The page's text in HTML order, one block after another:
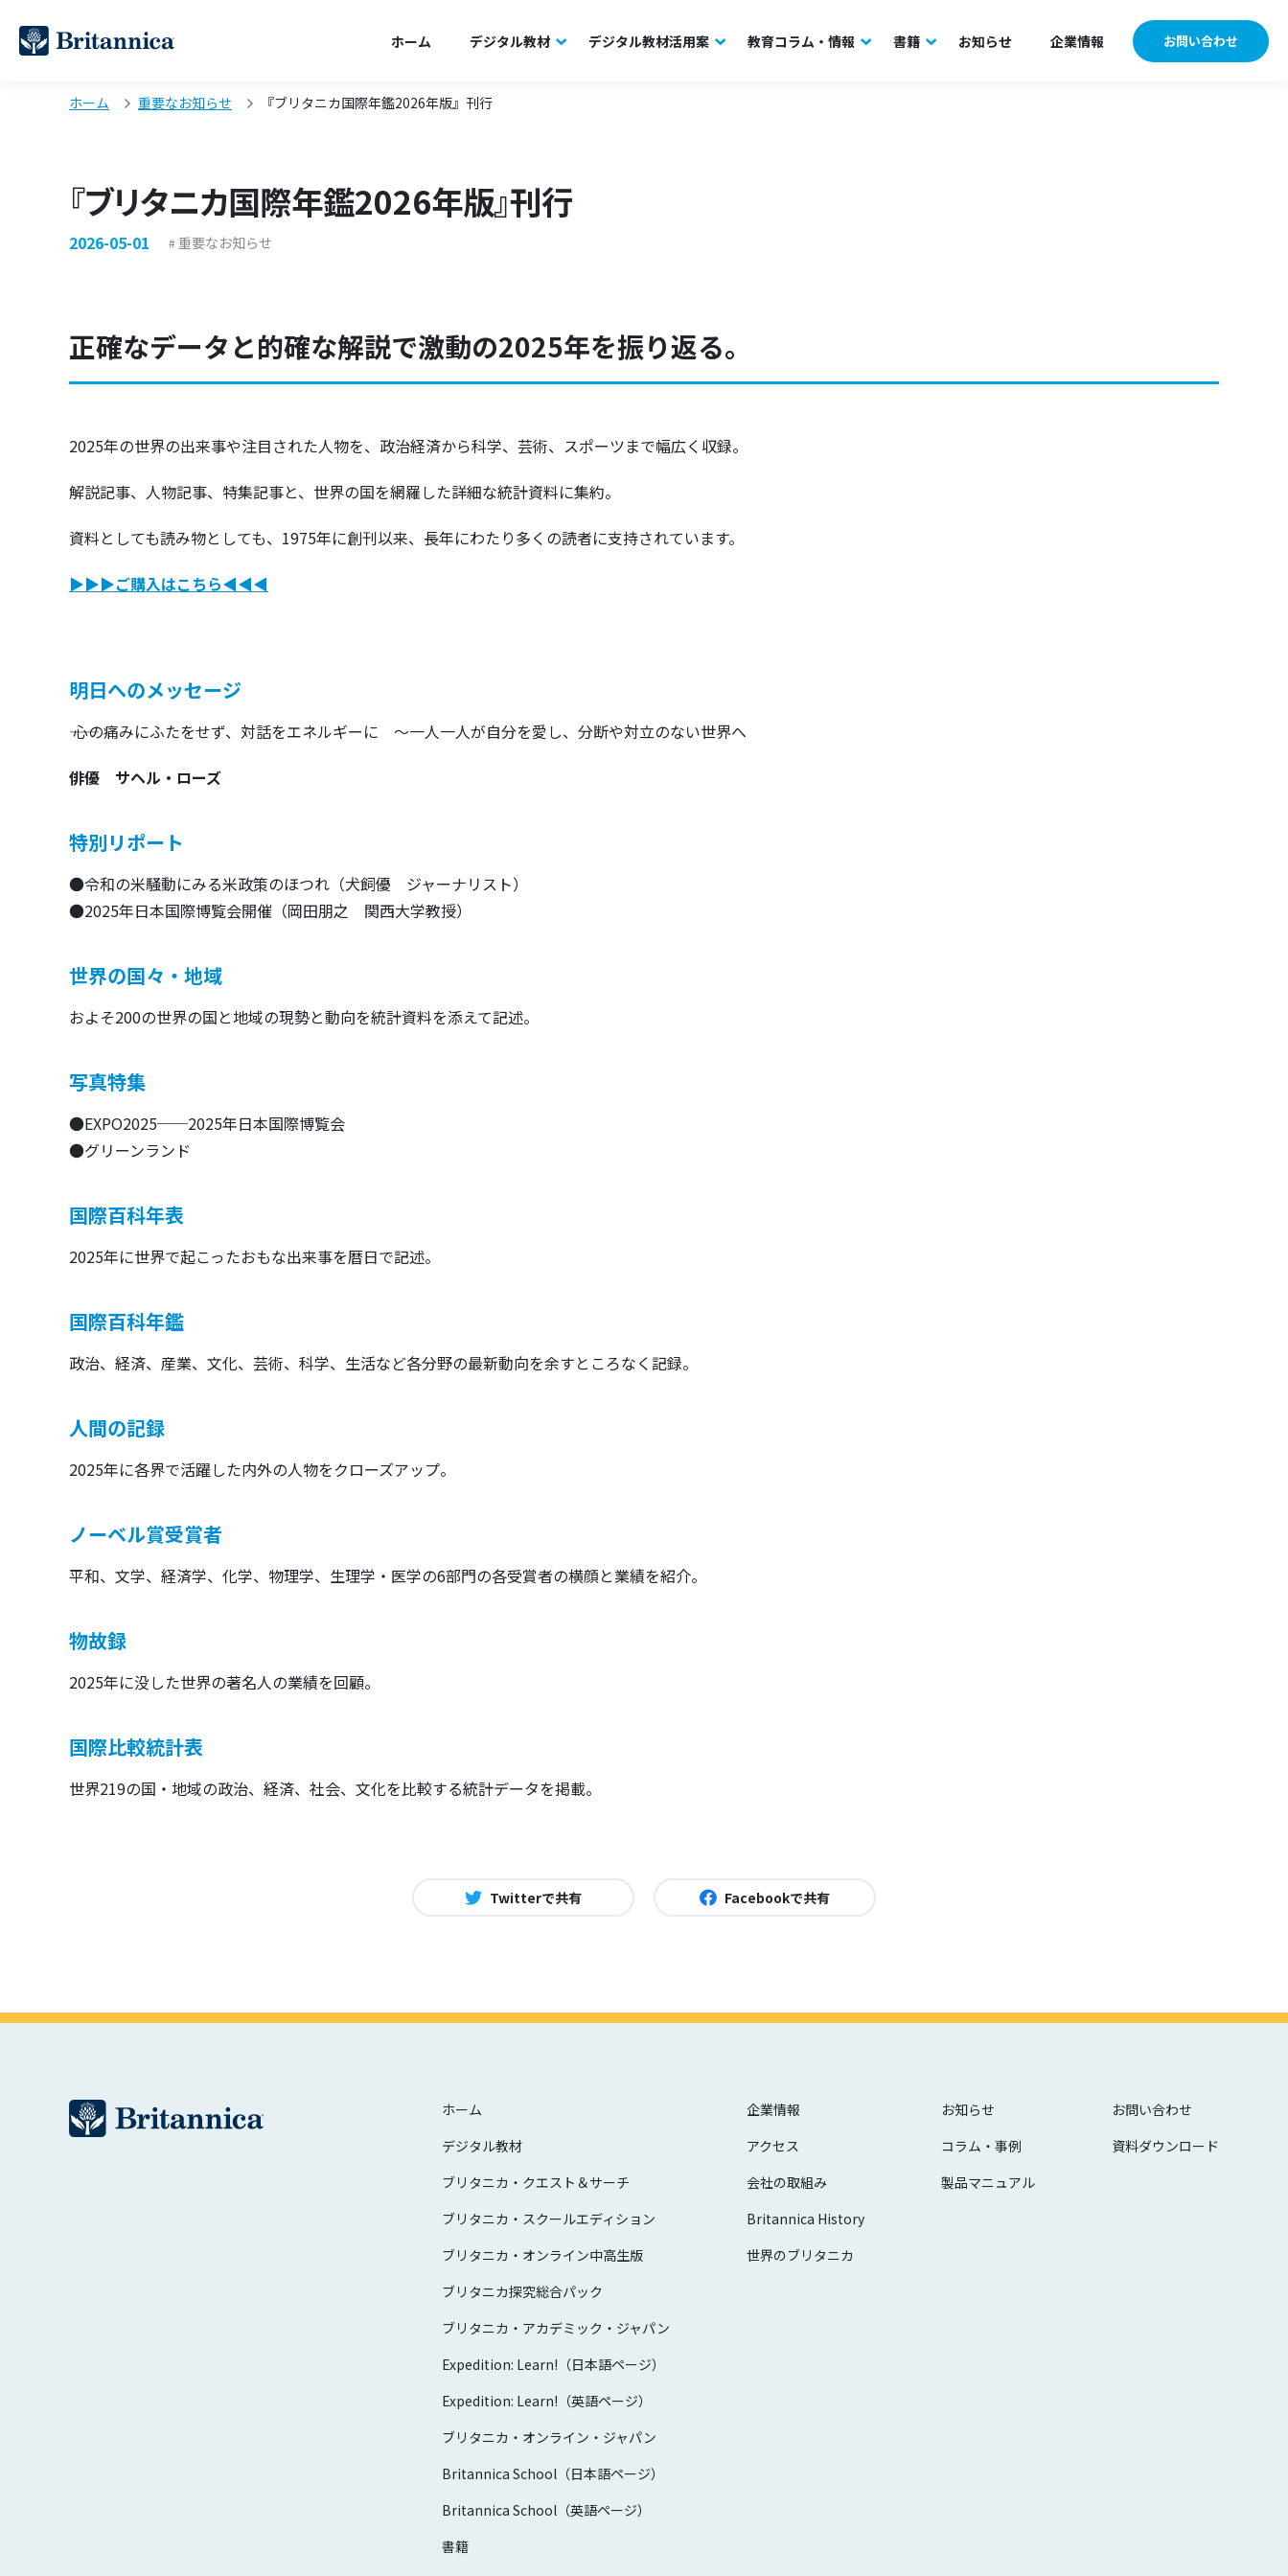
ホーム デジタル教材 デジタル教材活用案 教育コラム・情報 書籍 お知らせ 企業情報 お問い合わせ
ホーム 重要なお知らせ 『ブリタニカ国際年鑑2026年版』刊行
『ブリタニカ国際年鑑2026年版』刊行
2026-05-01 重要なお知らせ
正確なデータと的確な解説で激動の2025年を振り返る。
2025年の世界の出来事や注目された人物を、政治経済から科学、芸術、スポーツまで幅広く収録。
解説記事、人物記事、特集記事と、世界の国を網羅した詳細な統計資料に集約。
資料としても読み物としても、1975年に創刊以来、長年にわたり多くの読者に支持されています。
▶︎▶︎▶︎ご購入はこちら◀︎◀︎◀︎
明日へのメッセージ
―― 心の痛みにふたをせず、対話をエネルギーに ～一人一人が自分を愛し、分断や対立のない世界へ
俳優 サヘル・ローズ
特別リポート
●令和の米騒動にみる米政策のほつれ（犬飼優 ジャーナリスト）
●2025年日本国際博覧会開催（岡田朋之 関西大学教授）
世界の国々・地域
およそ200の世界の国と地域の現勢と動向を統計資料を添えて記述。
写真特集
●EXPO2025──2025年日本国際博覧会
●グリーンランド
国際百科年表
2025年に世界で起こったおもな出来事を暦日で記述。
国際百科年鑑
政治、経済、産業、文化、芸術、科学、生活など各分野の最新動向を余すところなく記録。
人間の記録
2025年に各界で活躍した内外の人物をクローズアップ。
ノーベル賞受賞者
平和、文学、経済学、化学、物理学、生理学・医学の6部門の各受賞者の横顔と業績を紹介。
物故録
2025年に没した世界の著名人の業績を回顧。
国際比較統計表
世界219の国・地域の政治、経済、社会、文化を比較する統計データを掲載。
Twitterで共有 Facebookで共有
ホーム
デジタル教材
ブリタニカ・クエスト＆サーチ
ブリタニカ・スクールエディション
ブリタニカ・オンライン中高生版
ブリタニカ探究総合パック
ブリタニカ・アカデミック・ジャパン
Expedition: Learn!（日本語ページ）
Expedition: Learn!（英語ページ）
ブリタニカ・オンライン・ジャパン
Britannica School（日本語ページ）
Britannica School（英語ページ）
書籍
企業情報
アクセス
会社の取組み
Britannica History
世界のブリタニカ
お知らせ
コラム・事例
製品マニュアル
お問い合わせ
資料ダウンロード